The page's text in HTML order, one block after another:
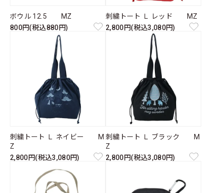
ボウル 12.5 MZ
800円(税込880円)
刺繍トート Ｌ レッド MZ
2,800円(税込3,080円)
刺繍トート Ｌ ネイビー M
Z
2,800円(税込3,080円)
刺繍トート Ｌ ブラック M
Z
2,800円(税込3,080円)